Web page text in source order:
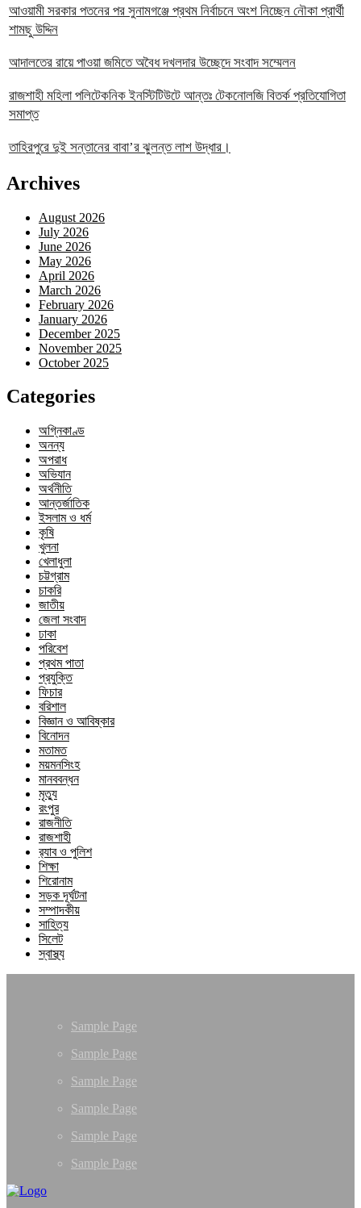
‎আওয়ামী সরকার পতনের পর সুনামগঞ্জে প্রথম নির্বাচনে অংশ নিচ্ছেন নৌকা প্রার্থী
শামছু উদ্দিন
আদালতের রায়ে পাওয়া জমিতে অবৈধ দখলদার উচ্ছেদে সংবাদ সম্মেলন
রাজশাহী মহিলা পলিটেকনিক ইনস্টিটিউটে আন্তঃ টেকনোলজি বিতর্ক প্রতিযোগিতা
সমাপ্ত
তাহিরপুরে দুই সন্তানের বাবা’র ঝুলন্ত লাশ উদ্ধার।
Archives
August 2026
July 2026
June 2026
May 2026
April 2026
March 2026
February 2026
January 2026
December 2025
November 2025
October 2025
Categories
অগ্নিকাণ্ড
অনন্য
অপরাধ
অভিযান
অর্থনীতি
আন্তর্জাতিক
ইসলাম ও ধর্ম
কৃষি
খুলনা
খেলাধুলা
চট্টগ্রাম
চাকরি
জাতীয়
জেলা সংবাদ
ঢাকা
পরিবেশ
প্রথম পাতা
প্রযুক্তি
ফিচার
বরিশাল
বিজ্ঞান ও আবিষ্কার
বিনোদন
মতামত
ময়মনসিংহ
মানববন্ধন
মৃত্যু
রংপুর
রাজনীতি
রাজশাহী
র‍্যাব ও পুলিশ
শিক্ষা
শিরোনাম
সড়ক দূর্ঘটনা
সম্পাদকীয়
সাহিত্য
সিলেট
স্বাস্থ্য
Sample Page
Sample Page
Sample Page
Sample Page
Sample Page
Sample Page